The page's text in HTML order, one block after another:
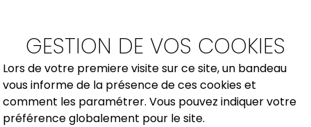
GESTION DE VOS COOKIES
Lors de votre premiere visite sur ce site, un bandeau
vous informe de la présence de ces cookies et
comment les paramétrer. Vous pouvez indiquer votre
préférence globalement pour le site.